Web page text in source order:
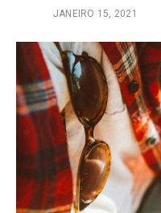
JANEIRO 15, 2021